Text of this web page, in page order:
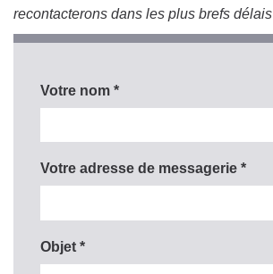
recontacterons dans les plus brefs délais
Votre nom *
Votre adresse de messagerie *
Objet *